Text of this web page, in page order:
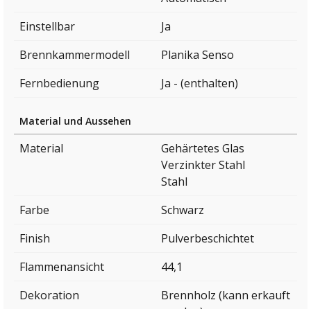
Einstellbar
Ja
Brennkammermodell
Planika Senso
Fernbedienung
Ja - (enthalten)
Material und Aussehen
Material
Gehärtetes Glas
Verzinkter Stahl
Stahl
Farbe
Schwarz
Finish
Pulverbeschichtet
Flammenansicht
44,1
Dekoration
Brennholz (kann erkauft